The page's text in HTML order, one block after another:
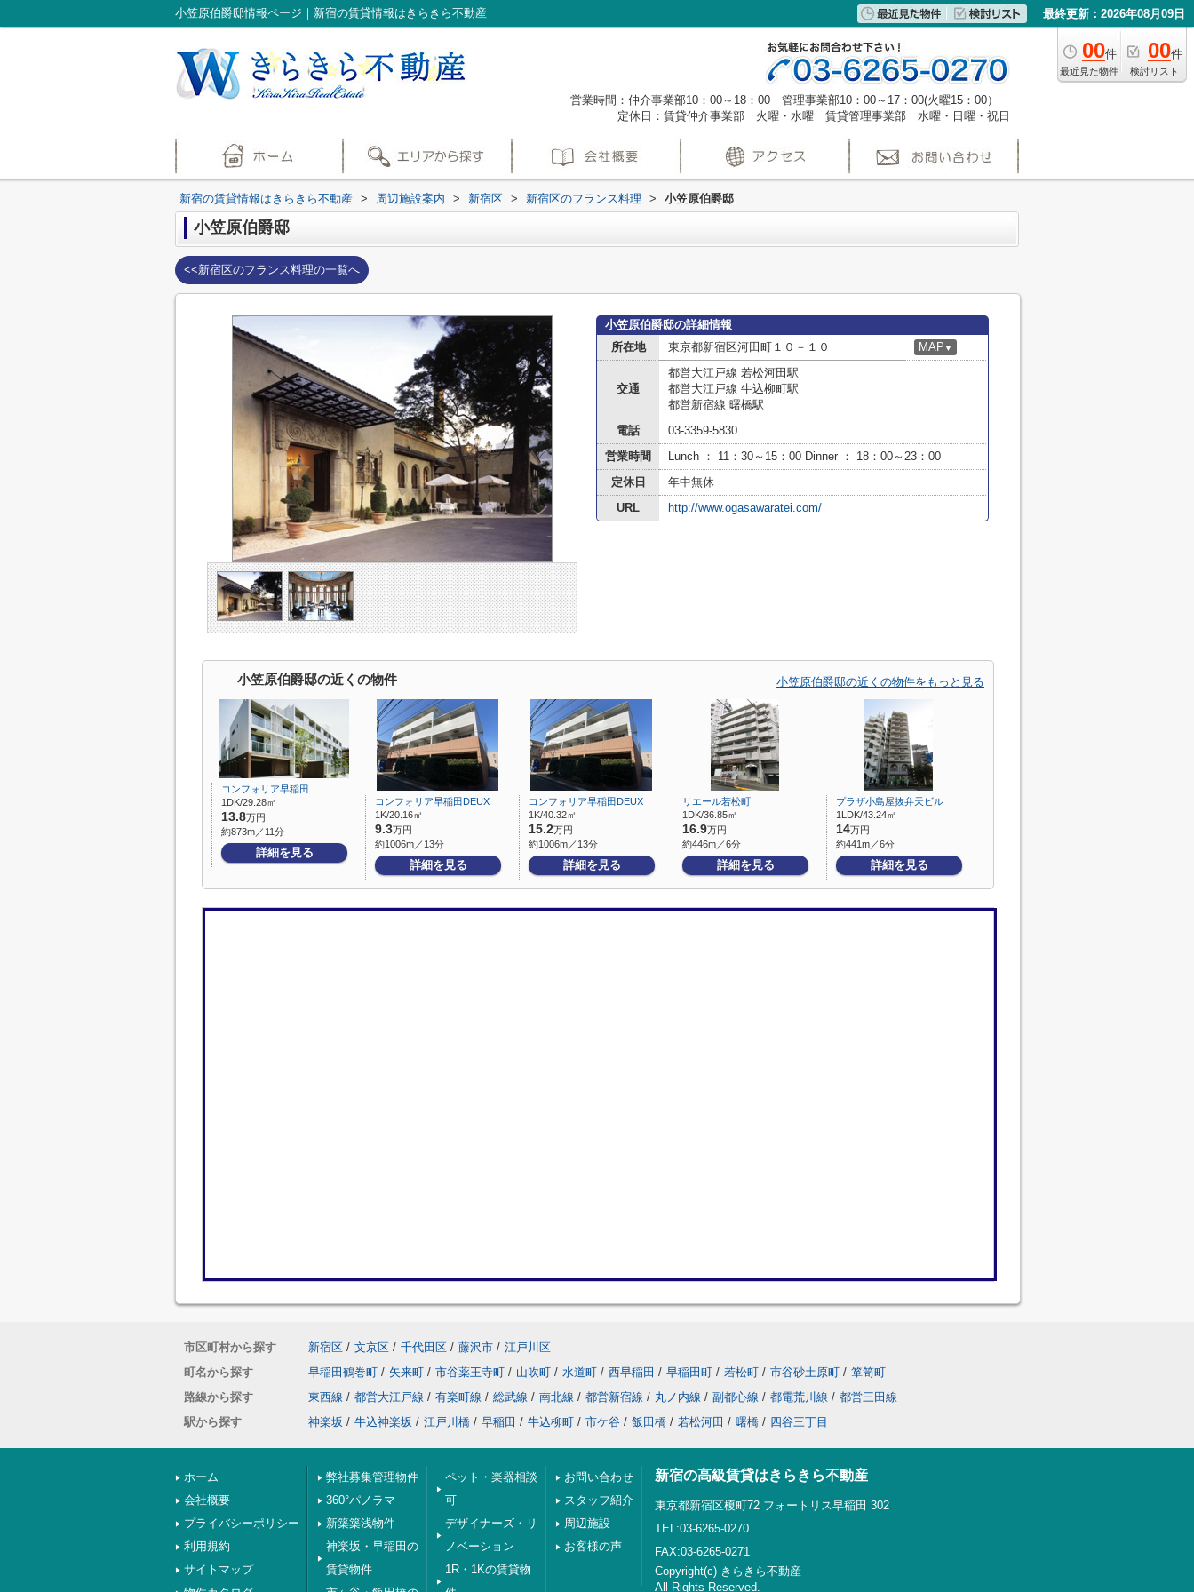
小笠原伯爵邸情報ページ｜新宿の賃貸情報はきらきら不動産 最終更新：2026年08月09日
00件
最近見た物件
00件
検討リスト
営業時間：仲介事業部10：00～18：00 管理事業部10：00～17：00(火曜15：00）
定休日：賃貸仲介事業部 火曜・水曜 賃貸管理事業部 水曜・日曜・祝日
新宿の賃貸情報はきらきら不動産 > 周辺施設案内 > 新宿区 > 新宿区のフランス料理 > 小笠原伯爵邸
小笠原伯爵邸
<<新宿区のフランス料理の一覧へ
小笠原伯爵邸の詳細情報
所在地
東京都新宿区河田町１０－１０ MAP ▼
交通
都営大江戸線 若松河田駅
都営大江戸線 牛込柳町駅
都営新宿線 曙橋駅
電話
03-3359-5830
営業時間
Lunch ： 11：30～15：00 Dinner ： 18：00～23：00
定休日
年中無休
URL
http://www.ogasawaratei.com/
小笠原伯爵邸の近くの物件 小笠原伯爵邸の近くの物件をもっと見る
コンフォリア早稲田
1DK/29.28㎡
13.8万円
約873m／11分
詳細を見る
コンフォリア早稲田DEUX
1K/20.16㎡
9.3万円
約1006m／13分
詳細を見る
コンフォリア早稲田DEUX
1K/40.32㎡
15.2万円
約1006m／13分
詳細を見る
リエール若松町
1DK/36.85㎡
16.9万円
約446m／6分
詳細を見る
プラザ小島屋抜弁天ビル
1LDK/43.24㎡
14万円
約441m／6分
詳細を見る
市区町村から探す 新宿区 / 文京区 / 千代田区 / 藤沢市 / 江戸川区
町名から探す
早稲田鶴巻町 / 矢来町 / 市谷薬王寺町 / 山吹町 / 水道町 / 西早稲田 / 早稲田町 / 若松町 / 市谷砂土原町 / 箪笥町
路線から探す
東西線 / 都営大江戸線 / 有楽町線 / 総武線 / 南北線 / 都営新宿線 / 丸ノ内線 / 副都心線 / 都電荒川線 / 都営三田線
駅から探す
神楽坂 / 牛込神楽坂 / 江戸川橋 / 早稲田 / 牛込柳町 / 市ケ谷 / 飯田橋 / 若松河田 / 曙橋 / 四谷三丁目
ホーム
会社概要
プライバシーポリシー
利用規約
サイトマップ
弊社募集管理物件
360°パノラマ
新築築浅物件
神楽坂・早稲田の
賃貸物件
ペット・楽器相談
可
デザイナーズ・リ
ノベーション
1R・1Kの賃貸物
お問い合わせ
スタッフ紹介
周辺施設
お客様の声
新宿の高級賃貸はきらきら不動産
東京都新宿区榎町72 フォートリス早稲田 302
TEL:03-6265-0270
FAX:03-6265-0271
Copyright(c) きらきら不動産
All Rights Reserved.